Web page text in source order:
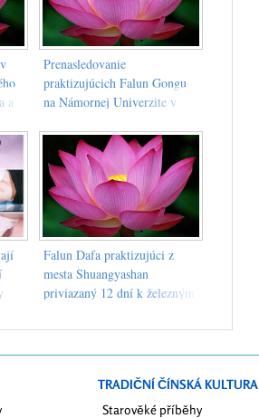
a
Prenasledovanie
praktizujúcich Falun Gongu
na Námornej Univerzite v
Shandong.
Falun Dafa praktizujúci z
mesta Shuangyashan
priviazaný 12 dní k železným
TRADIČNÍ ČÍNSKÁ KULTURA
Starověké příběhy